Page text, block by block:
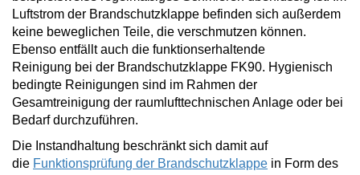
Luftstrom der Brandschutzklappe befinden sich außerdem
keine beweglichen Teile, die verschmutzen können.
Ebenso entfällt auch die funktionserhaltende
Reinigung bei der Brandschutzklappe FK90. Hygienisch
bedingte Reinigungen sind im Rahmen der
Gesamtreinigung der raumlufttechnischen Anlage oder bei
Bedarf durchzuführen.
Die Instandhaltung beschränkt sich damit auf
die Funktionsprüfung der Brandschutzklappe in Form des